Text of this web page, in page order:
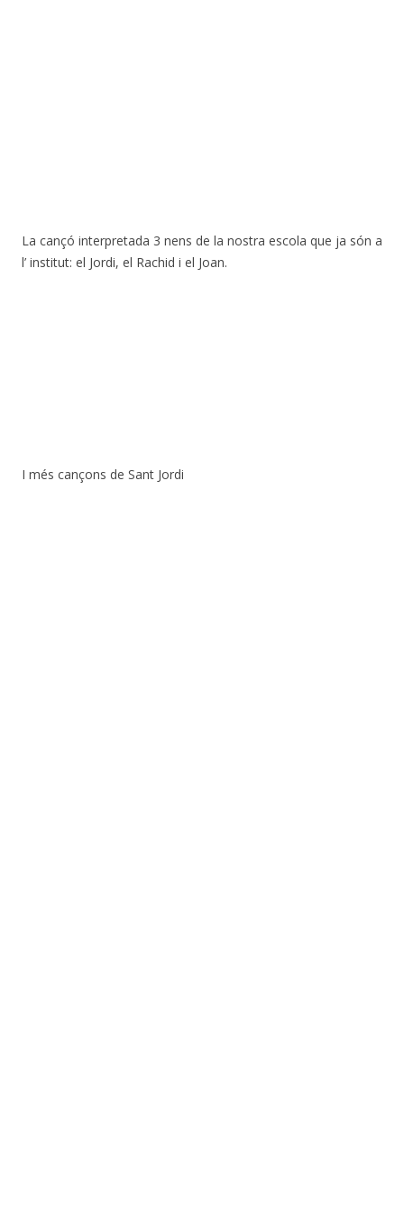
La cançó interpretada 3 nens de la nostra escola que ja són a
l’ institut: el Jordi, el Rachid i el Joan.
I més cançons de Sant Jordi